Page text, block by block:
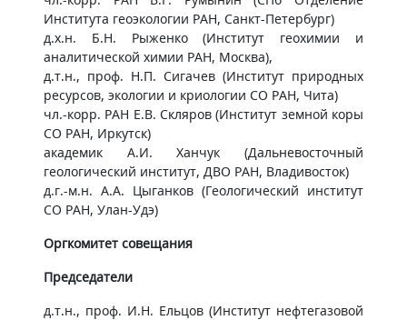
Института геоэкологии РАН, Санкт-Петербург)
д.х.н. Б.Н. Рыженко (Институт геохимии и
аналитической химии РАН, Москва),
д.т.н., проф. Н.П. Сигачев (Институт природных
ресурсов, экологии и криологии СО РАН, Чита)
чл.-корр. РАН Е.В. Скляров (Институт земной коры
СО РАН, Иркутск)
академик А.И. Ханчук (Дальневосточный
геологический институт, ДВО РАН, Владивосток)
д.г.-м.н. А.А. Цыганков (Геологический институт
СО РАН, Улан-Удэ)
Оргкомитет совещания
Председатели
д.т.н., проф. И.Н. Ельцов (Институт нефтегазовой